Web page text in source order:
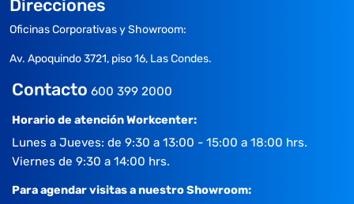
Direcciones
Oficinas Corporativas y Showroom:
Av. Apoquindo 3721, piso 16, Las Condes.
Contacto 600 399 2000
Horario de atención Workcenter:
Lunes a Jueves: de 9:30 a 13:00 - 15:00 a 18:00 hrs.
Viernes de 9:30 a 14:00 hrs.
Para agendar visitas a nuestro Showroom: